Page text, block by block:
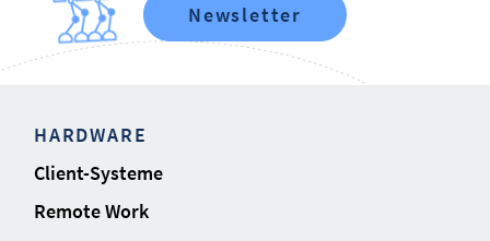
Newsletter
HARDWARE
Client-Systeme
Remote Work